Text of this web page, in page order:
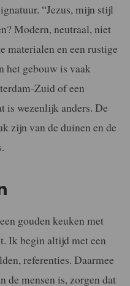
“Jezus, mijn stijl
Modern, neutraal, niet
en een rustige
het gebouw is vaak
Zuid of een
is wezenlijk anders. De
zijn van de duinen en de
gouden keuken met
Ik begin altijd met een
referenties. Daarmee
de mensen is, zorgen dat